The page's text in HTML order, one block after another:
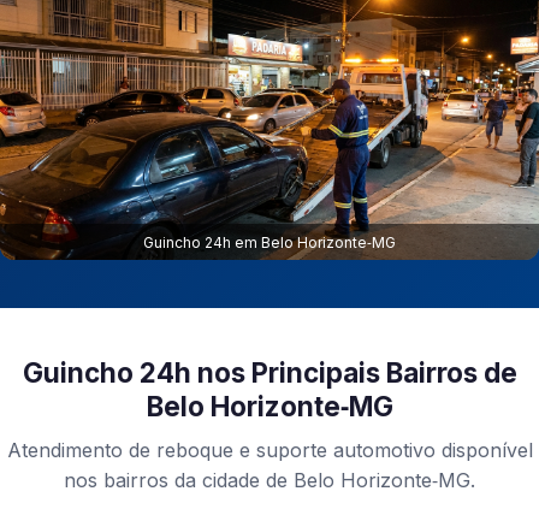
Guincho 24h em Belo Horizonte‑MG
Guincho 24h nos Principais Bairros de
Belo Horizonte‑MG
Atendimento de reboque e suporte automotivo disponível
nos bairros da cidade de Belo Horizonte‑MG.